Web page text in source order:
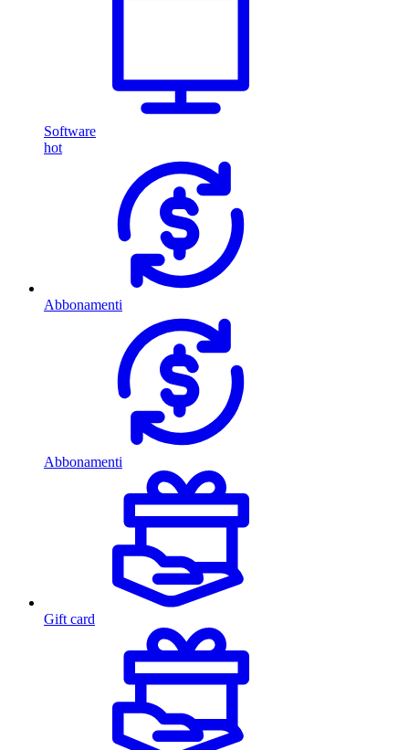
Software
hot
Abbonamenti
Abbonamenti
Gift card